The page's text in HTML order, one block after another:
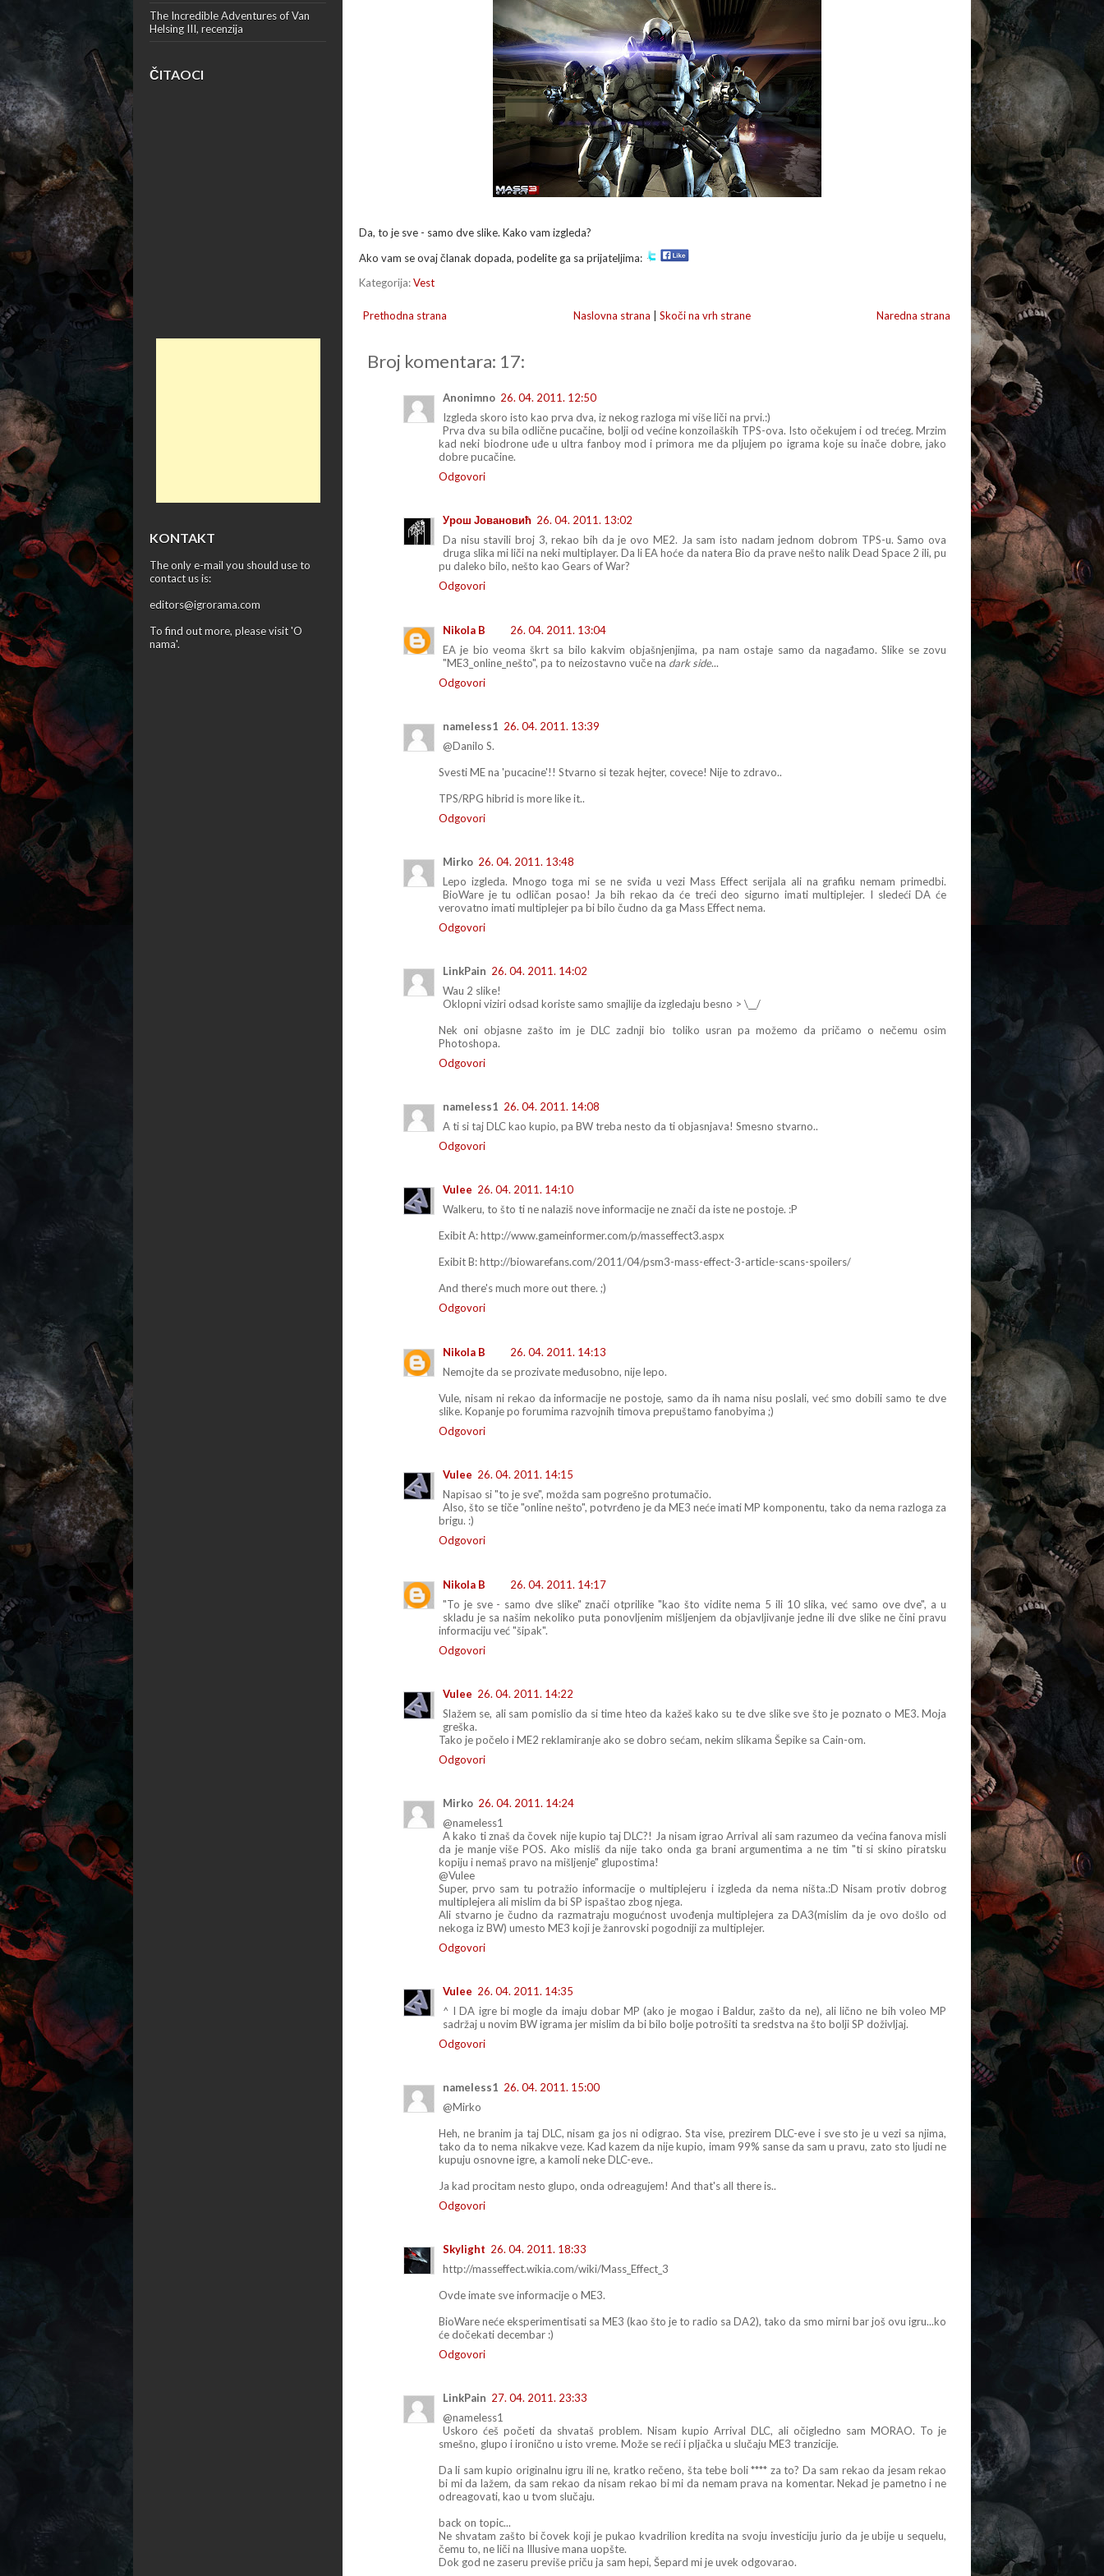
The Incredible Adventures of Van
Helsing III, recenzija
ČITAOCI
KONTAKT
The only e-mail you should use to
contact us is:
editors@igrorama.com
To find out more, please visit 'O
nama'.
Da, to je sve - samo dve slike. Kako vam izgleda?
Ako vam se ovaj članak dopada, podelite ga sa prijateljima:
Kategorija:Vest
Naredna strana
Prethodna strana Naslovna strana Skoči na vrh strane
Broj komentara: 17:
Anonimno 26. 04. 2011. 12:50
Izgleda skoro isto kao prva dva, iz nekog razloga mi više liči na prvi.:)
Prva dva su bila odlične pucačine, bolji od većine konzoilaških TPS-ova. Isto očekujem i od trećeg. Mrzim
kad neki biodrone uđe u ultra fanboy mod i primora me da pljujem po igrama koje su inače dobre, jako
dobre pucačine.
Odgovori
Урош Јовановић 26. 04. 2011. 13:02
Da nisu stavili broj 3, rekao bih da je ovo ME2. Ja sam isto nadam jednom dobrom TPS-u. Samo ova
druga slika mi liči na neki multiplayer. Da li EA hoće da natera Bio da prave nešto nalik Dead Space 2 ili, pu
pu daleko bilo, nešto kao Gears of War?
Odgovori
Nikola B
26. 04. 2011. 13:04
EA je bio veoma škrt sa bilo kakvim objašnjenjima, pa nam ostaje samo da nagađamo. Slike se zovu
"ME3_online_nešto", pa to neizostavno vuče na dark side...
Odgovori
nameless1 26. 04. 2011. 13:39
@Danilo S.
Svesti ME na 'pucacine'!! Stvarno si tezak hejter, covece! Nije to zdravo..
TPS/RPG hibrid is more like it..
Odgovori
Mirko 26. 04. 2011. 13:48
Lepo izgleda. Mnogo toga mi se ne sviđa u vezi Mass Effect serijala ali na grafiku nemam primedbi.
BioWare je tu odličan posao! Ja bih rekao da će treći deo sigurno imati multiplejer. I sledeći DA će
verovatno imati multiplejer pa bi bilo čudno da ga Mass Effect nema.
Odgovori
LinkPain 26. 04. 2011. 14:02
Wau 2 slike!
Oklopni viziri odsad koriste samo smajlije da izgledaju besno > \__/
Nek oni objasne zašto im je DLC zadnji bio toliko usran pa možemo da pričamo o nečemu osim
Photoshopa.
Odgovori
nameless1 26. 04. 2011. 14:08
A ti si taj DLC kao kupio, pa BW treba nesto da ti objasnjava! Smesno stvarno..
Odgovori
Vulee 26. 04. 2011. 14:10
Walkeru, to što ti ne nalaziš nove informacije ne znači da iste ne postoje. :P
Exibit A: http://www.gameinformer.com/p/masseffect3.aspx
Exibit B: http://biowarefans.com/2011/04/psm3-mass-effect-3-article-scans-spoilers/
And there's much more out there. ;)
Odgovori
Nikola B
26. 04. 2011. 14:13
Nemojte da se prozivate međusobno, nije lepo.
Vule, nisam ni rekao da informacije ne postoje, samo da ih nama nisu poslali, već smo dobili samo te dve
slike. Kopanje po forumima razvojnih timova prepuštamo fanobyima ;)
Odgovori
Vulee 26. 04. 2011. 14:15
Napisao si "to je sve", možda sam pogrešno protumačio.
Also, što se tiče "online nešto", potvrđeno je da ME3 neće imati MP komponentu, tako da nema razloga za
brigu. :)
Odgovori
Nikola B
26. 04. 2011. 14:17
"To je sve - samo dve slike" znači otprilike "kao što vidite nema 5 ili 10 slika, već samo ove dve", a u
skladu je sa našim nekoliko puta ponovljenim mišljenjem da objavljivanje jedne ili dve slike ne čini pravu
informaciju već "šipak".
Odgovori
Vulee 26. 04. 2011. 14:22
Slažem se, ali sam pomislio da si time hteo da kažeš kako su te dve slike sve što je poznato o ME3. Moja
greška.
Tako je počelo i ME2 reklamiranje ako se dobro sećam, nekim slikama Šepike sa Cain-om.
Odgovori
Mirko 26. 04. 2011. 14:24
@nameless1
A kako ti znaš da čovek nije kupio taj DLC?! Ja nisam igrao Arrival ali sam razumeo da većina fanova misli
da je manje više POS. Ako misliš da nije tako onda ga brani argumentima a ne tim "ti si skino piratsku
kopiju i nemaš pravo na mišljenje" glupostima!
@Vulee
Super, prvo sam tu potražio informacije o multiplejeru i izgleda da nema ništa.:D Nisam protiv dobrog
multiplejera ali mislim da bi SP ispaštao zbog njega.
Ali stvarno je čudno da razmatraju mogućnost uvođenja multiplejera za DA3(mislim da je ovo došlo od
nekoga iz BW) umesto ME3 koji je žanrovski pogodniji za multiplejer.
Odgovori
Vulee 26. 04. 2011. 14:35
^ I DA igre bi mogle da imaju dobar MP (ako je mogao i Baldur, zašto da ne), ali lično ne bih voleo MP
sadržaj u novim BW igrama jer mislim da bi bilo bolje potrošiti ta sredstva na što bolji SP doživljaj.
Odgovori
nameless1 26. 04. 2011. 15:00
@Mirko
Heh, ne branim ja taj DLC, nisam ga jos ni odigrao. Sta vise, prezirem DLC-eve i sve sto je u vezi sa njima,
tako da to nema nikakve veze. Kad kazem da nije kupio, imam 99% sanse da sam u pravu, zato sto ljudi ne
kupuju osnovne igre, a kamoli neke DLC-eve..
Ja kad procitam nesto glupo, onda odreagujem! And that's all there is..
Odgovori
Skylight 26. 04. 2011. 18:33
http://masseffect.wikia.com/wiki/Mass_Effect_3
Ovde imate sve informacije o ME3.
BioWare neće eksperimentisati sa ME3 (kao što je to radio sa DA2), tako da smo mirni bar još ovu igru...ko
će dočekati decembar :)
Odgovori
LinkPain 27. 04. 2011. 23:33
@nameless1
Uskoro ćeš početi da shvataš problem. Nisam kupio Arrival DLC, ali očigledno sam MORAO. To je
smešno, glupo i ironično u isto vreme. Može se reći i pljačka u slučaju ME3 tranzicije.
Da li sam kupio originalnu igru ili ne, kratko rečeno, šta tebe boli **** za to? Da sam rekao da jesam rekao
bi mi da lažem, da sam rekao da nisam rekao bi mi da nemam prava na komentar. Nekad je pametno i ne
odreagovati, kao u tvom slučaju.
back on topic...
Ne shvatam zašto bi čovek koji je pukao kvadrilion kredita na svoju investiciju jurio da je ubije u sequelu,
čemu to, ne liči na Illusive mana uopšte.
Dok god ne zaseru previše priču ja sam hepi, Šepard mi je uvek odgovarao.